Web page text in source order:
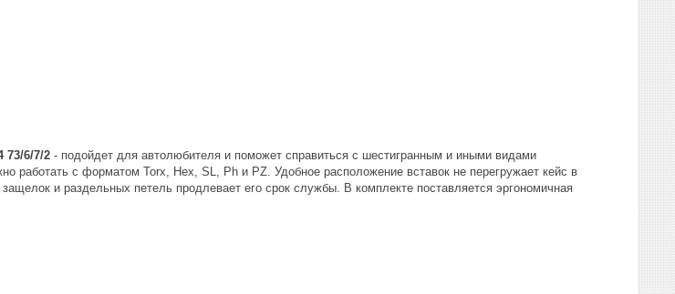
73/6/7/2 - подойдет для автолюбителя и поможет справиться с шестигранным и иными видами
работать с форматом Torx, Hex, SL, Ph и PZ. Удобное расположение вставок не перегружает кейс в
и раздельных петель продлевает его срок службы. В комплекте поставляется эргономичная